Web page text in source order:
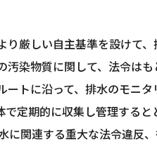
厳しい自主基準を設けて
染物質に関して、法令は
トに沿って、排水のモニ
定期的に収集し管理する
関連する重大な法令違反